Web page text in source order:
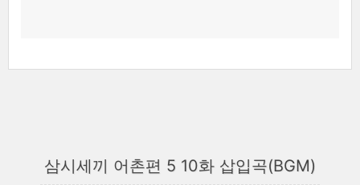
삼시세끼 어촌편 5 10화 삽입곡(BGM)